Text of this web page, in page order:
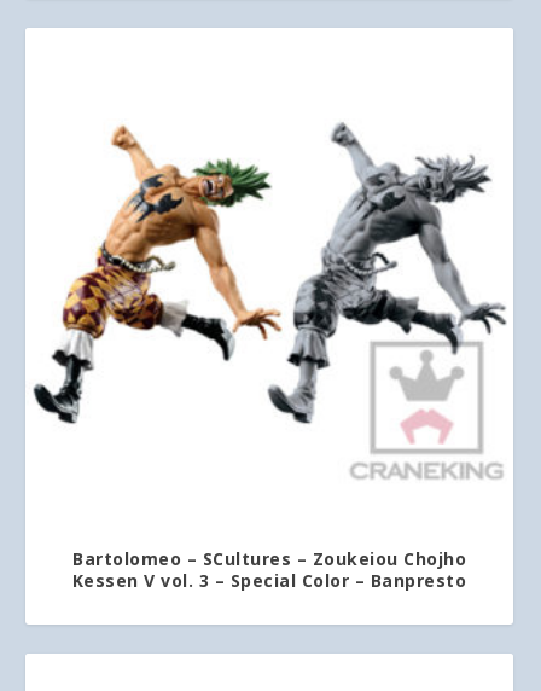
Bartolomeo – SCultures – Zoukeiou Chojho
Kessen V vol. 3 – Special Color – Banpresto